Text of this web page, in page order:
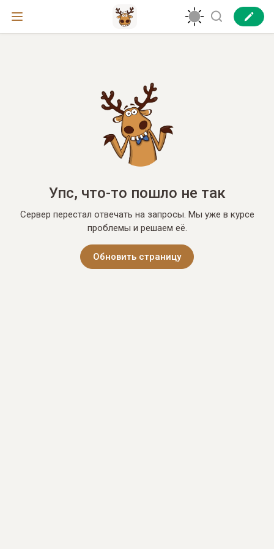
Упс, что-то пошло не так
Сервер перестал отвечать на запросы. Мы уже в курсе
проблемы и решаем её.
Обновить страницу